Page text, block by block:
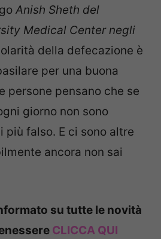
Anish Sheth del
Medical Center negli
della defecazione è
per una buona
persone pensano che se
giorno non sono
più falso. E ci sono altre
ancora non sai
su tutte le novità
CLICCA QUI